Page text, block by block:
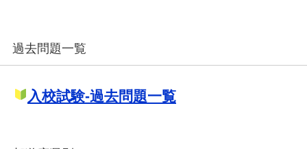
過去問題一覧
入校試験-過去問題一覧